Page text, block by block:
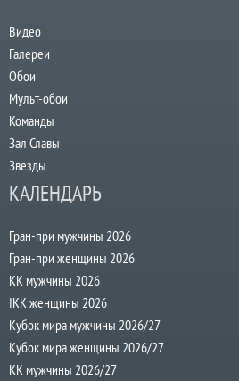
Видео
Галереи
Обои
Мульт-обои
Команды
Зал Славы
Звезды
КАЛЕНДАРЬ
Гран-при мужчины 2026
Гран-при женщины 2026
КК мужчины 2026
IKK женщины 2026
Кубок мира мужчины 2026/27
Кубок мира женщины 2026/27
КК мужчины 2026/27